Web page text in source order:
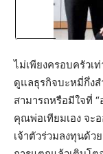
ไม่เพียงครอบครัว
ดูแลธุรกิจบะหมี่กึ่ง
สามารถหรือมีใจที่
คุณพ่อเทียมเอง จะ
เจ้าตัวร่วมลงทุนด้ว